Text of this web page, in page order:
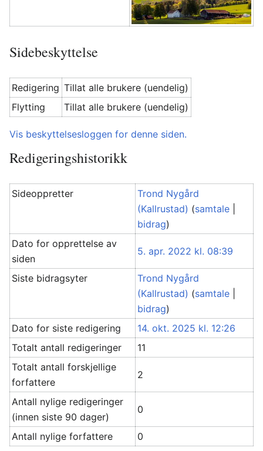
Sidebeskyttelse
Redigering Tillat alle brukere (uendelig)
Flytting
Tillat alle brukere (uendelig)
Vis beskyttelsesloggen for denne siden.
Redigeringshistorikk
Sideoppretter
Trond Nygård
(Kallrustad) (samtale
bidrag)
Dato for opprettelse av
siden
5. apr. 2022 kl. 08:39
Siste bidragsyter
Trond Nygård
(Kallrustad) (samtale
bidrag)
Dato for siste redigering
14. okt. 2025 kl. 12:26
Totalt antall redigeringer
11
Totalt antall forskjellige
forfattere
2
Antall nylige redigeringer
(innen siste 90 dager)
0
Antall nylige forfattere 0